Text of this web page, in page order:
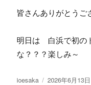
皆さんありがとうご
明日は 白浜で初の
な？？？楽しみ～
投
ioesaka
投
2026年6月13日